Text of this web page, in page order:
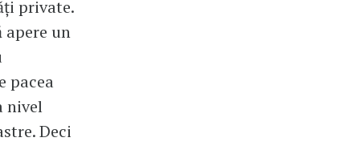
private.
apere un
pacea
nivel
Deci